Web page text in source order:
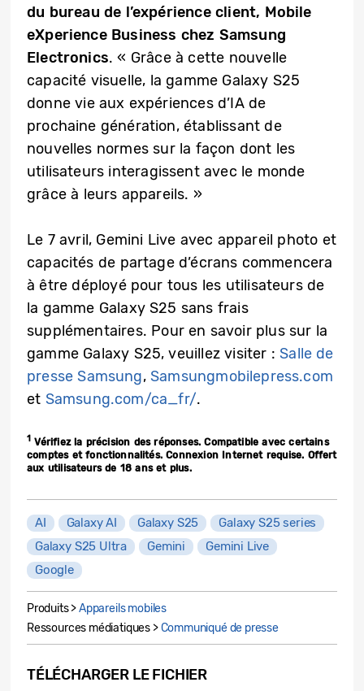
du bureau de l’expérience client, Mobile
eXperience Business chez Samsung
Electronics. « Grâce à cette nouvelle
capacité visuelle, la gamme Galaxy S25
donne vie aux expériences d’IA de
prochaine génération, établissant de
nouvelles normes sur la façon dont les
utilisateurs interagissent avec le monde
grâce à leurs appareils. »
Le 7 avril, Gemini Live avec appareil photo et
capacités de partage d’écrans commencera
à être déployé pour tous les utilisateurs de
la gamme Galaxy S25 sans frais
supplémentaires. Pour en savoir plus sur la
gamme Galaxy S25, veuillez visiter : Salle de
presse Samsung, Samsungmobilepress.com
et Samsung.com/ca_fr/.
1 Vérifiez la précision des réponses. Compatible avec certains
comptes et fonctionnalités. Connexion Internet requise. Offert
aux utilisateurs de 18 ans et plus.
AI Galaxy AI Galaxy S25
Galaxy S25 series
Galaxy S25 Ultra
Gemini
Gemini Live
Google
Produits >Appareils mobiles
Ressources médiatiques >Communiqué de presse
TÉLÉCHARGER LE FICHIER